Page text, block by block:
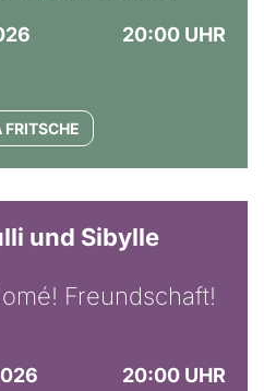
20:00 UHR
und Sibylle
Freundschaft!
20:00 UHR